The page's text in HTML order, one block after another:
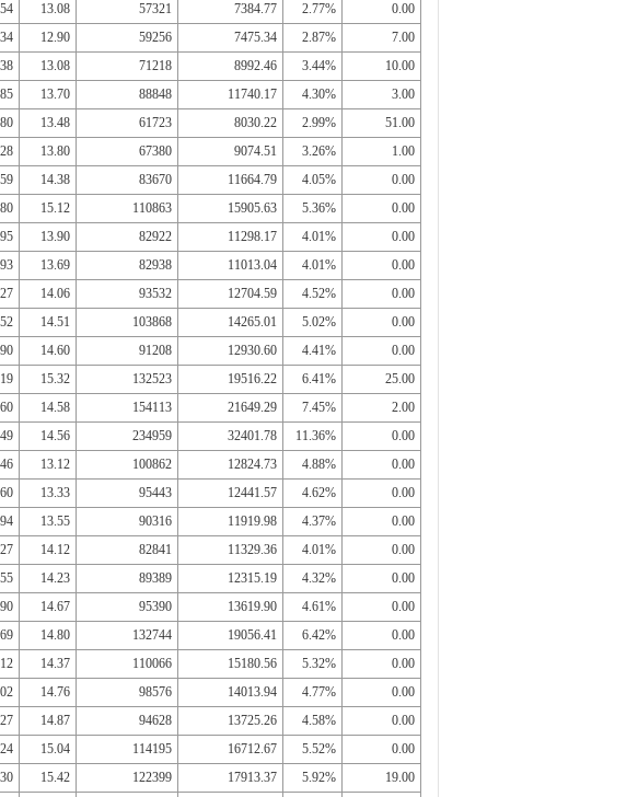
13.08 57321 7384.77 2.77%
0.00
12.90 59256 7475.34 2.87%
7.00
13.08 71218 8992.46 3.44%
10.00
13.70 88848 11740.17 4.30%
3.00
13.48 61723 8030.22 2.99%
51.00
13.80 67380 9074.51 3.26%
1.00
14.38 83670 11664.79 4.05%
0.00
15.12 110863 15905.63 5.36%
0.00
13.90 82922 11298.17 4.01%
0.00
13.69 82938 11013.04 4.01%
0.00
14.06 93532 12704.59 4.52%
0.00
14.51 103868 14265.01 5.02%
0.00
14.60 91208 12930.60 4.41%
0.00
15.32 132523 19516.22 6.41%
25.00
14.58 154113 21649.29 7.45%
2.00
14.56 234959 32401.78 11.36%
0.00
13.12 100862 12824.73 4.88%
0.00
13.33 95443 12441.57 4.62%
0.00
13.55 90316 11919.98 4.37%
0.00
14.12 82841 11329.36 4.01%
0.00
14.23 89389 12315.19 4.32%
0.00
14.67 95390 13619.90 4.61%
0.00
14.80 132744 19056.41 6.42%
0.00
14.37 110066 15180.56 5.32%
0.00
14.76 98576 14013.94 4.77%
0.00
14.87 94628 13725.26 4.58%
0.00
15.04 114195 16712.67 5.52%
0.00
15.42 122399 17913.37 5.92%
19.00